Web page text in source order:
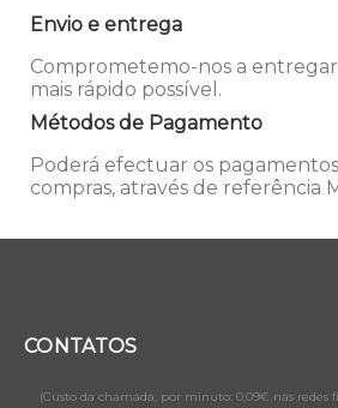
Envio e entrega
Comprometemo-nos a
mais rápido possível.
Métodos de Pagamento
Poderá efectuar os
compras, através de referência
CONTATOS
(Custo da chamada, por minuto: 0,09€ nas redes